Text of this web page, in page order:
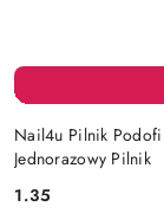
Nail4u Pilnik
Jednorazowy Pilnik
Cena:
1.35